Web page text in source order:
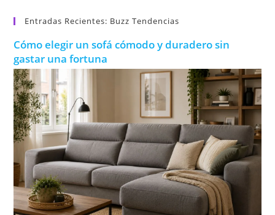
Entradas Recientes: Buzz Tendencias
Cómo elegir un sofá cómodo y duradero sin
gastar una fortuna